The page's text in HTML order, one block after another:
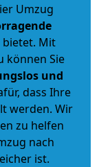
Umzug
bietet. Mit
können Sie
und
dass Ihre
werden. Wir
zu helfen
nach
ist.